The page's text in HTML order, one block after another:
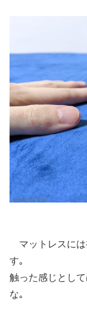
マットレスには
す｡
触った感じとし
な｡